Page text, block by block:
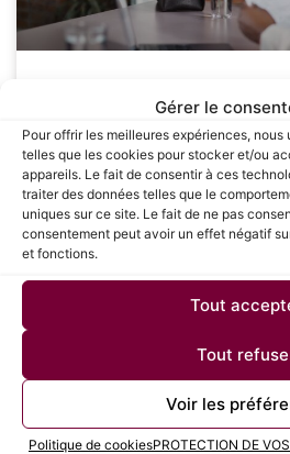
Gérer le
Pour offrir les meilleures expériences,
telles que les cookies pour stocker et/ou
appareils. Le fait de consentir à ces
traiter des données telles que le
uniques sur ce site. Le fait de ne pas
consentement peut avoir un effet négatif
et fonctions.
Tout
Tout
Voir les
Politique de cookiesPROTECTION DE
Les étapes clés pour
négociation salariale :
pour les candidats
La négociation salariale est une
processus de recrutement,
nombreux candidats. Savoir
obtenir une rémunération juste